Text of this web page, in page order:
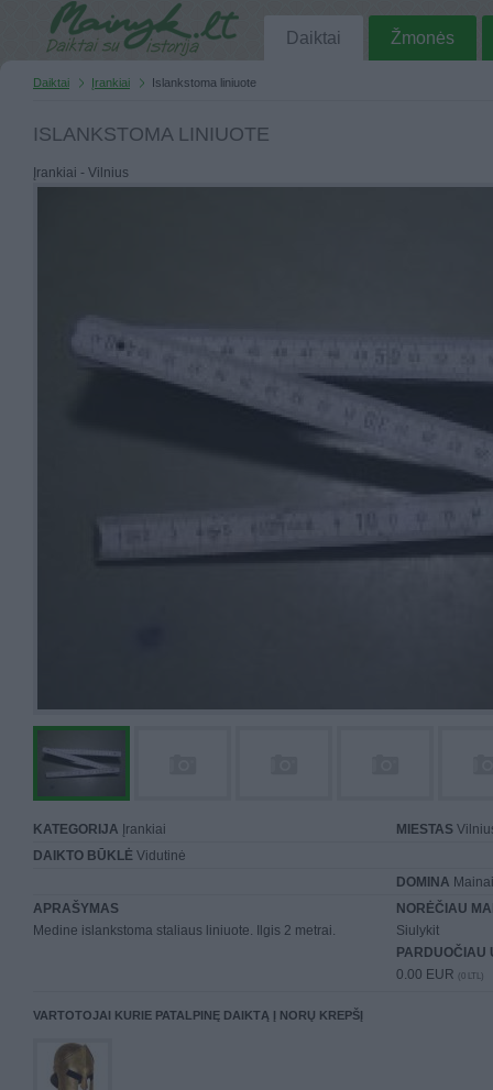
Daiktai Žmonės
Daiktai Įrankiai Islankstoma liniuote
ISLANKSTOMA LINIUOTE
Įrankiai - Vilnius
KATEGORIJA Įrankiai MIESTAS
DAIKTO BŪKLĖ Vidutinė
DOMINA
APRAŠYMAS
Medine islankstoma staliaus liniuote. Ilgis 2 metrai.
NORĖČIAU
Siulykit
PARDUOČIAU
0.00 EUR (0 LTL)
VARTOTOJAI KURIE PATALPINĘ DAIKTĄ Į NORŲ KREPŠĮ